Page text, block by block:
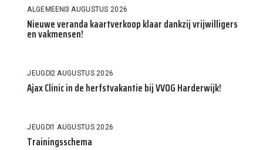
ALGEMEEN3 AUGUSTUS 2026
Nieuwe veranda kaartverkoop klaar dankzij vrijwilligers
en vakmensen!
JEUGD2 AUGUSTUS 2026
Ajax Clinic in de herfstvakantie bij VVOG Harderwijk!
JEUGD1 AUGUSTUS 2026
Trainingsschema